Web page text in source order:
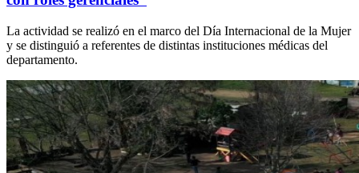
La actividad se realizó en el marco del Día Internacional de la Mujer
y se distinguió a referentes de distintas instituciones médicas del
departamento.